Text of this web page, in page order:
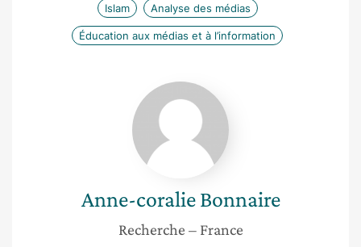
Islam Analyse des médias
Éducation aux médias et à l’information
Anne-
coralie
Bonnaire
Anne-coralie Bonnaire
Recherche – France